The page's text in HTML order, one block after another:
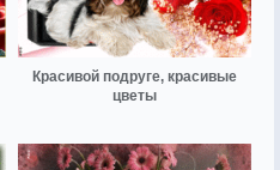
Красивой подруге, красивые
цветы